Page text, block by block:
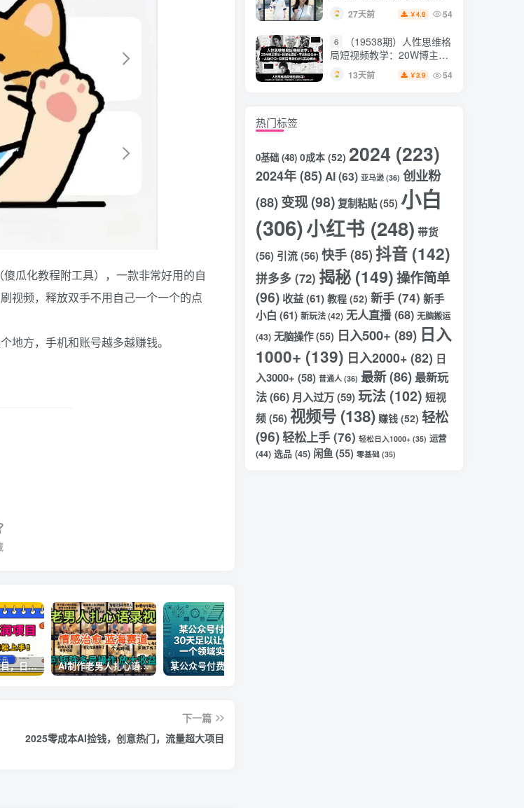
瓜化教程附工具），一款非常好用的自
视频，释放双手不用自己一个一个的点
地方，手机和账号越多越赚钱。
游戏高利润项目，日收益1k+，全自动，无需值守，解放双手，小白轻松上手【揭秘】 AI制作老男人扎心语录，5分钟一条，操作简单，流量非常大，保姆级教程
下一篇
2025零成本AI捡钱，创意热门，流量超大项目
快速起号涨粉变现
27天前 ￥4.9 54
6
（19538期）人性思维格
局短视频教学：20W博主亲
授×标准化流程×字幕封面设
计×AI提示词×橱窗带货6W
13天前 ￥3.9 54
热门标签
0基础 (48) 0成本 (52) 2024 (223)
2024年(85) AI(63) 亚马逊 (36) 创业粉
(88)变现(98) 复制粘贴(55) 小白
(306)小红书 (248) 带货
(56) 引流(56) 快手(85)抖音 (142)
拼多多 (72) 揭秘 (149)操作简单
(96) 收益(61) 教程 (52) 新手 (74) 新手
小白 (61) 新玩法(42) 无人直播(68) 无脑搬运
(43) 无脑操作(55) 日入500+ (89) 日入
1000+ (139) 日入2000+ (82) 日
入3000+ (58) 普通人 (36) 最新(86)最新玩
法(66) 月入过万(59)玩法(102) 短视
频(56) 视频号 (138) 赚钱 (52) 轻松
(96)轻松上手(76) 轻松日入1000+ (35) 运营
(44) 选品 (45) 闲鱼 (55) 零基础 (35)